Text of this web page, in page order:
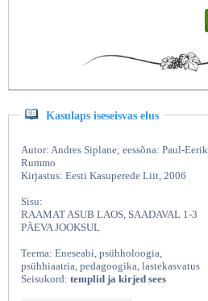
Kasulaps iseseisvas elus
Autor: Andres Siplane; eessõna: Paul-Eerik
Rummo
Kirjastus: Eesti Kasuperede Liit, 2006
Sisu:
RAAMAT ASUB LAOS, SAADAVAL 1-3
PÄEVA JOOKSUL
Teema: Eneseabi, psühholoogia,
psühhiaatria, pedagoogika, lastekasvatus
Seisukord: templid ja kirjed sees